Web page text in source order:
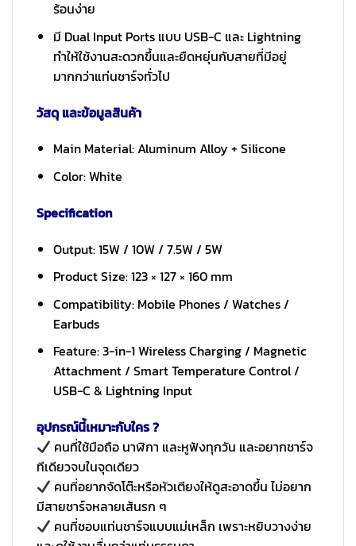
ร้อนง่าย
มี Dual Input Ports แบบ USB-C และ Lightning
ทำให้ใช้งานสะดวกขึ้นและยืดหยุ่นกับสายที่มีอยู่
มากกว่าแท่นชาร์จทั่วไป
วัสดุ และข้อมูลสินค้า
Main Material: Aluminum Alloy + Silicone
Color: White
Specification
Output: 15W / 10W / 7.5W / 5W
Product Size: 123 × 127 × 160 mm
Compatibility: Mobile Phones / Watches /
Earbuds
Feature: 3-in-1 Wireless Charging / Magnetic
Attachment / Smart Temperature Control /
USB-C & Lightning Input
อุปกรณ์นี้เหมาะกับใคร ?
คนที่ใช้มือถือ นาฬิกา และหูฟังทุกวัน และอยากชาร์จ
ทีเดียวจบในจุดเดียว
คนที่อยากจัดโต๊ะหรือหัวเตียงให้ดูสะอาดขึ้น ไม่อยาก
มีสายชาร์จหลายเส้นรก ๆ
คนที่ชอบแท่นชาร์จแบบแม่เหล็ก เพราะหยิบวางง่าย